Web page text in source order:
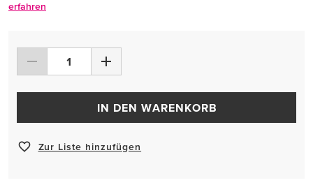
erfahren
IN DEN WARENKORB
Zur Liste hinzufügen